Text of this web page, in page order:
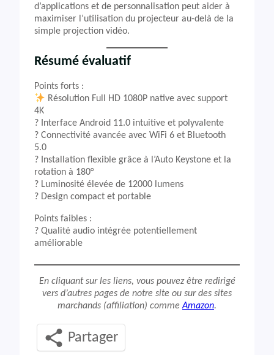
d’applications et de personnalisation peut aider à
maximiser l’utilisation du projecteur au-delà de la
simple projection vidéo.
Résumé évaluatif
Points forts :
Résolution Full HD 1080P native avec support
4K
?️ Interface Android 11.0 intuitive et polyvalente
? Connectivité avancée avec WiFi 6 et Bluetooth
5.0
?️ Installation flexible grâce à l’Auto Keystone et la
rotation à 180°
? Luminosité élevée de 12000 lumens
? Design compact et portable
Points faibles :
? Qualité audio intégrée potentiellement
améliorable
En cliquant sur les liens, vous pouvez être redirigé
vers d’autres pages de notre site ou sur des sites
marchands (affiliation) commeAmazon.
Partager